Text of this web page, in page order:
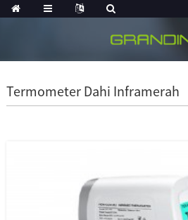
Termometer Dahi Inframerah